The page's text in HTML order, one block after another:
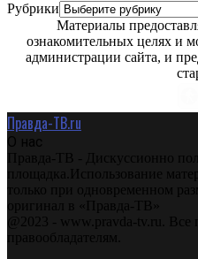
Рубрики
Материалы
ознакомительных целях и
администрации сайта, и
Правда-ТВ.ru
О нас
Правда-ТВ - Дискуссионно
площадка.Использование
только при одновременном
оригинал в «Правда-ТВ»
@2023 - www.pravda-tv.ru. Все
правообладателям.